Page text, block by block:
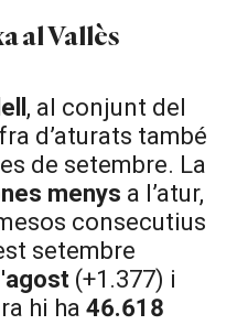
al Vallès
, al conjunt del
d’aturats també
de setembre. La
menys a l’atur,
consecutius
setembre
agost (+1.377) i
hi ha46.618